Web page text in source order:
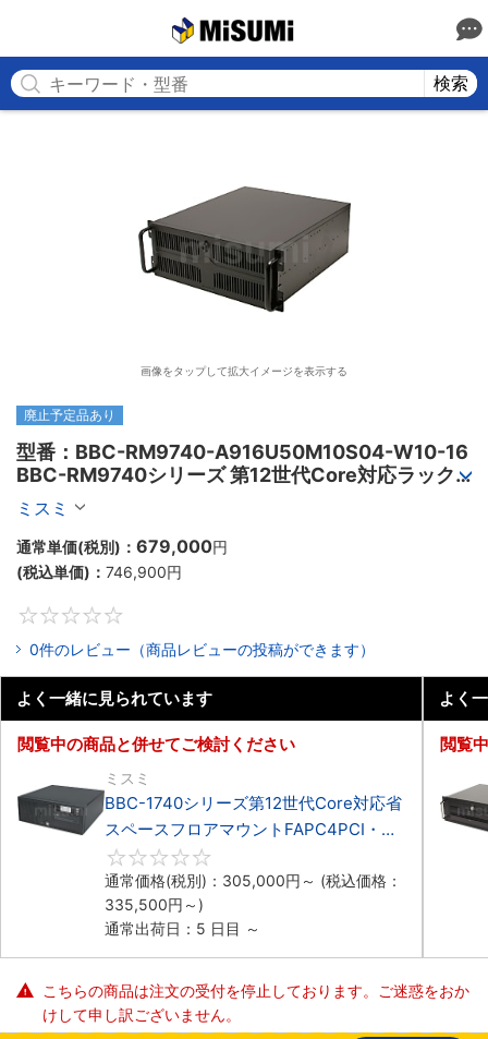
検索
画像をタップして拡大イメージを表示する
廃止予定品あり
型番：BBC-RM9740-A916U50M10S04-W10-16
BBC-RM9740シリーズ 第12世代Core対応ラック
マウントFAPC4PCI・3PCIe
ミスミ
通常単価(税別)： 679,000円
(税込単価)： 746,900円
0件のレビュー（商品レビューの投稿ができます）
よく一緒に見られています
閲覧中の商品と併せてご検討ください
ミスミ
BBC-1740シリーズ第12世代Core対応省
スペースフロアマウントFAPC4PCI・
3PCIe
通常価格(税別)： 305,000円 ～ (税込価格：
335,500円 ～)
通常出荷日：5 日目 ～
よく
閲覧
こちらの商品は注文の受付を停止しております。ご迷惑をおか
けして申し訳ございません。